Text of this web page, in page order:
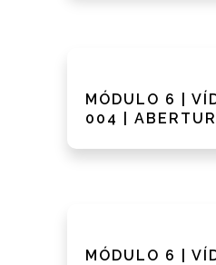
MÓDULO 6 |
004 |
MÓDULO 6 |